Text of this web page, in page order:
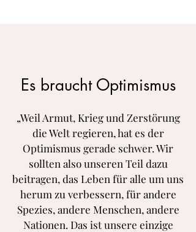
Es braucht Optimismus
„Weil Armut, Krieg und Zerstörung
die Welt regieren, hat es der
Optimismus gerade schwer. Wir
sollten also unseren Teil dazu
beitragen, das Leben für alle um uns
herum zu verbessern, für andere
Spezies, andere Menschen, andere
Nationen. Das ist unsere einzige